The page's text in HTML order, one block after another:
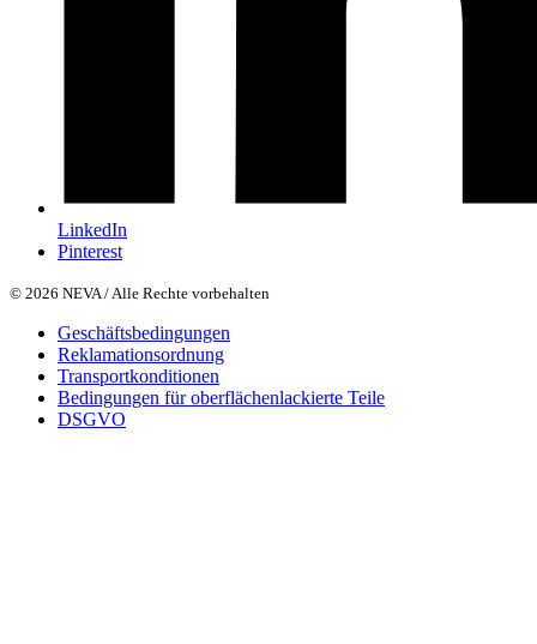
LinkedIn
Pinterest
© 2026 NEVA / Alle Rechte vorbehalten
Geschäftsbedingungen
Reklamationsordnung
Transportkonditionen
Bedingungen für oberflächenlackierte Teile
DSGVO